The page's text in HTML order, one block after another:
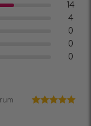
14
4
0
0
0